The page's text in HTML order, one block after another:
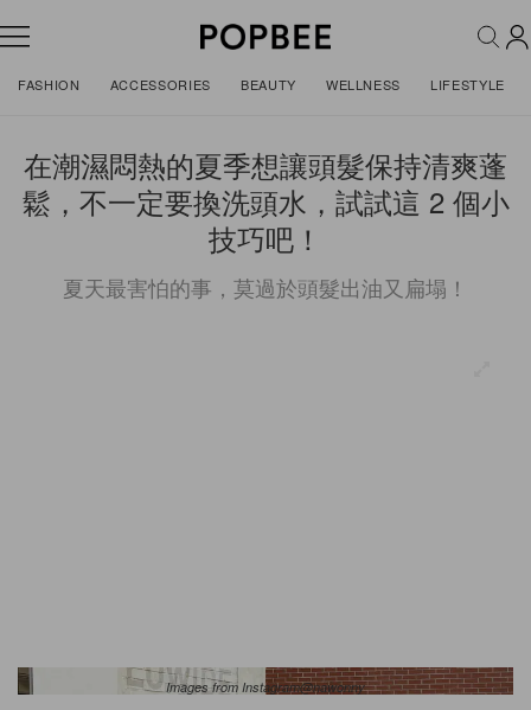
FASHION ACCESSORIES BEAUTY WELLNESS LIFESTYLE
在潮濕悶熱的夏季想讓頭髮保持清爽蓬
鬆，不一定要換洗頭水，試試這 2 個小
技巧吧！
夏天最害怕的事，莫過於頭髮出油又扁塌！
Images from Instagram@nawonny